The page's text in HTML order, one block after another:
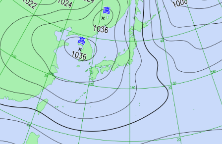
S.ONE ショート＆ロング開幕戦・現地リポート（高
橋みなと）
ニュース
特集
試合